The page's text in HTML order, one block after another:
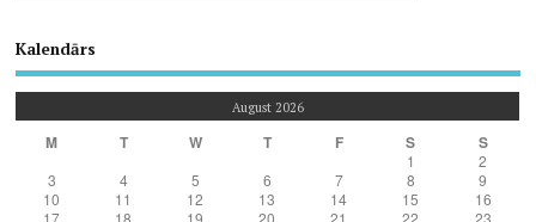
Kalendārs
August 2026
M T W T F S S
1
2
3
4 5 6 7 8
9
10
11 12 13 14 15
16
17
18 19 20 21 22 23